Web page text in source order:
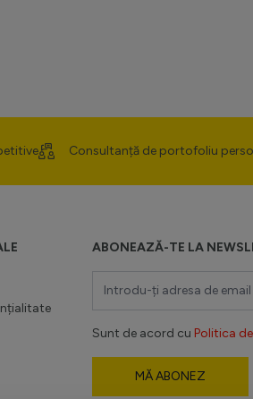
Consultanță de portofoliu
ABONEAZĂ-TE LA
Sunt de acord cu Politica
MĂ ABONEZ